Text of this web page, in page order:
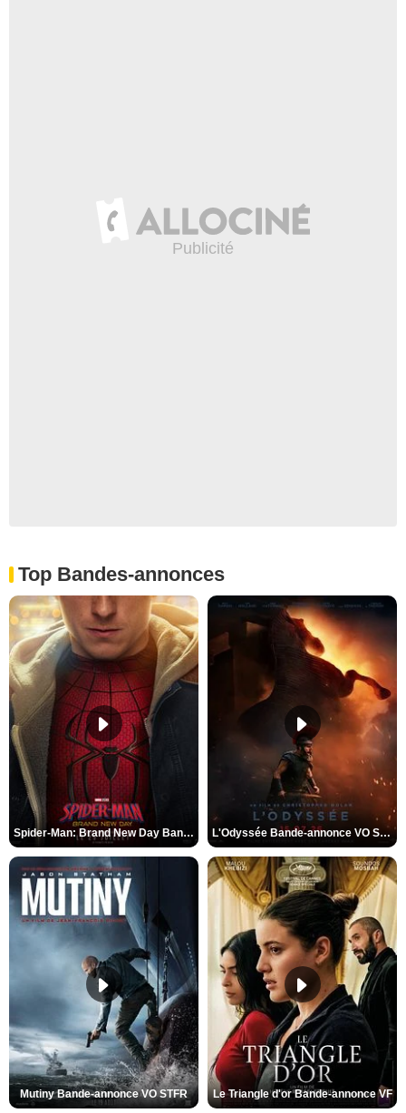
Top Bandes-annonces
Spider-Man: Brand New Day Bande-annonce VO STFR L'Odyssée Bande-annonce VO STFR
Mutiny Bande-annonce VO STFR Le Triangle d'or Bande-annonce VF